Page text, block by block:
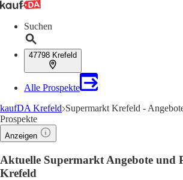
Suchen
47798 Krefeld
Alle Prospekte
kaufDA Krefeld Supermarkt Krefeld -
Prospekte
Anzeigen
Aktuelle Supermarkt Angebote und
Krefeld